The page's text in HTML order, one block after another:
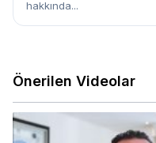
hakkında...
Önerilen Videolar